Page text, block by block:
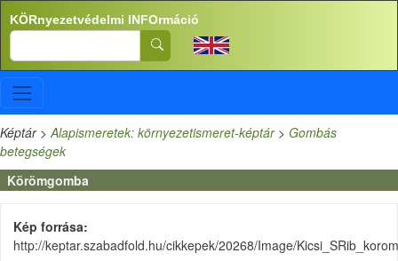
Ugrás a tartalomra
KÖRnyezetvédelmi INFOrmáció
Search
Képtár>Alapismeretek: környezetismeret-képtár> Gombás
betegségek
Körömgomba
Kép forrása
http://keptar.szabadfold.hu/cikkepek/20268/Image/